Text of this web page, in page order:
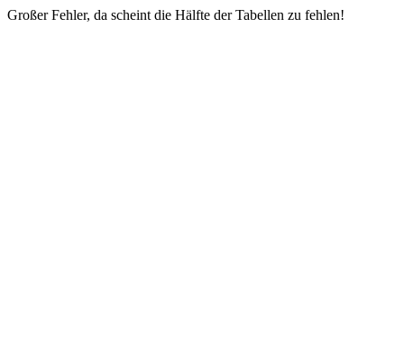
Großer Fehler, da scheint die Hälfte der Tabellen zu fehlen!